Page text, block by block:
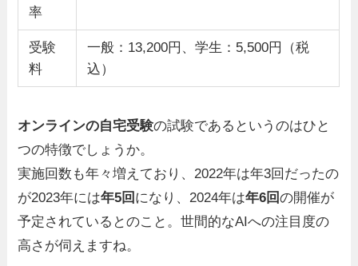
率
受験
料
一般：13,200円、学生：5,500円（税
込）
オンラインの自宅受験の試験であるというのはひと
つの特徴でしょうか。
実施回数も年々増えており、2022年は年3回だったの
が2023年には年5回 になり、2024年は年6回の開催が
予定されているとのこと。世間的なAIへの注目度の
高さが伺えますね。